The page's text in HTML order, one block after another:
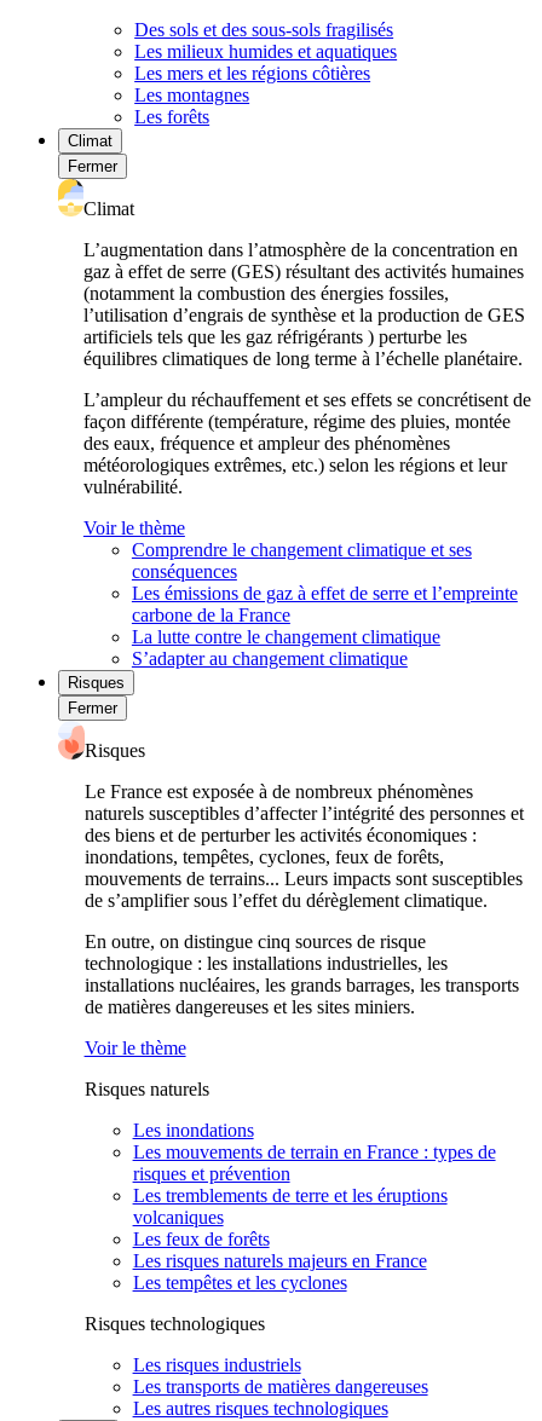
Des sols et des sous-sols fragilisés
Les milieux humides et aquatiques
Les mers et les régions côtières
Les montagnes
Les forêts
Climat
Fermer
Climat
L’augmentation dans l’atmosphère de la concentration en
gaz à effet de serre (GES) résultant des activités humaines
(notamment la combustion des énergies fossiles,
l’utilisation d’engrais de synthèse et la production de GES
artificiels tels que les gaz réfrigérants ) perturbe les
équilibres climatiques de long terme à l’échelle planétaire.
L’ampleur du réchauffement et ses effets se concrétisent de
façon différente (température, régime des pluies, montée
des eaux, fréquence et ampleur des phénomènes
météorologiques extrêmes, etc.) selon les régions et leur
vulnérabilité.
Voir le thème
Comprendre le changement climatique et ses
conséquences
Les émissions de gaz à effet de serre et l’empreinte
carbone de la France
La lutte contre le changement climatique
S’adapter au changement climatique
Risques
Fermer
Risques
Le France est exposée à de nombreux phénomènes
naturels susceptibles d’affecter l’intégrité des personnes et
des biens et de perturber les activités économiques :
inondations, tempêtes, cyclones, feux de forêts,
mouvements de terrains... Leurs impacts sont susceptibles
de s’amplifier sous l’effet du dérèglement climatique.
En outre, on distingue cinq sources de risque
technologique : les installations industrielles, les
installations nucléaires, les grands barrages, les transports
de matières dangereuses et les sites miniers.
Voir le thème
Risques naturels
Les inondations
Les mouvements de terrain en France : types de
risques et prévention
Les tremblements de terre et les éruptions
volcaniques
Les feux de forêts
Les risques naturels majeurs en France
Les tempêtes et les cyclones
Risques technologiques
Les risques industriels
Les transports de matières dangereuses
Les autres risques technologiques